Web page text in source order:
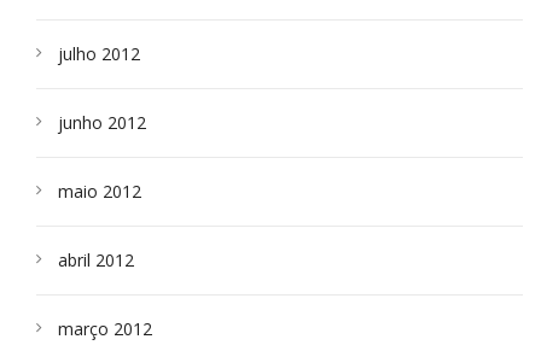
julho 2012
junho 2012
maio 2012
abril 2012
março 2012